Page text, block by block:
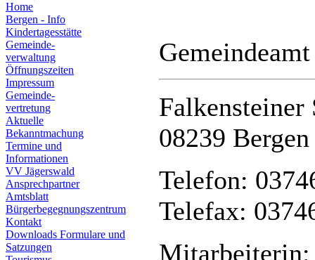
Home
Bergen - Info
Kindertagesstätte
Gemeinde-
verwaltung
Öffnungszeiten
Impressum
Gemeinde-
vertretung
Aktuelle
Bekanntmachung
Termine und
Informationen
VV Jägerswald
Ansprechpartner
Amtsblatt
Bürgerbegegnungszentrum
Kontakt
Downloads Formulare und
Satzungen
Falkensteiner
08239 Bergen
Telefon:
Telefax:
Mitarbeiterin: